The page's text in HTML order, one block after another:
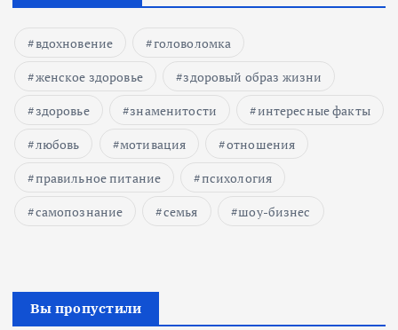
вдохновение
головоломка
женское здоровье
здоровый образ жизни
здоровье
знаменитости
интересные факты
любовь
мотивация
отношения
правильное питание
психология
самопознание
семья шоу-бизнес
Вы пропустили